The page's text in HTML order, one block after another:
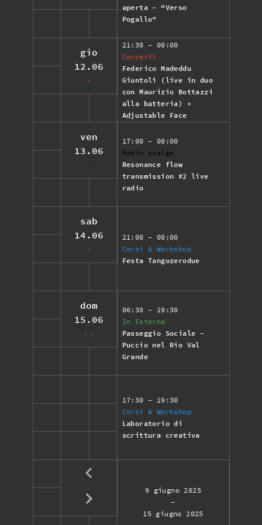
aperta - “Verso
Pogallo”
gio
12.06
21:30 - 00:00
Concerti
Federico Madeddu
Giuntoli (live in duo
con Maurizio Bottazzi
alla batteria) +
Adjustable Face
ven
13.06
17:00 - 00:00
Radio exalge
Resonance flow
transmission #2 live
radio
sab
14.06
21:00 - 00:00
Corsi & Workshop
Festa Tangozerodue
dom
15.06
06:30 - 19:30
In Esterna
Passeggio Sociale -
Puccio nel Rio Val
Grande
17:30 - 19:30
Corsi & Workshop
Laboratorio di
scrittura creativa
9 giugno 2025
-
15 giugno 2025